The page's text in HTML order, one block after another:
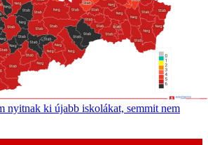
nyitnak ki újabb iskolákat, semmit nem